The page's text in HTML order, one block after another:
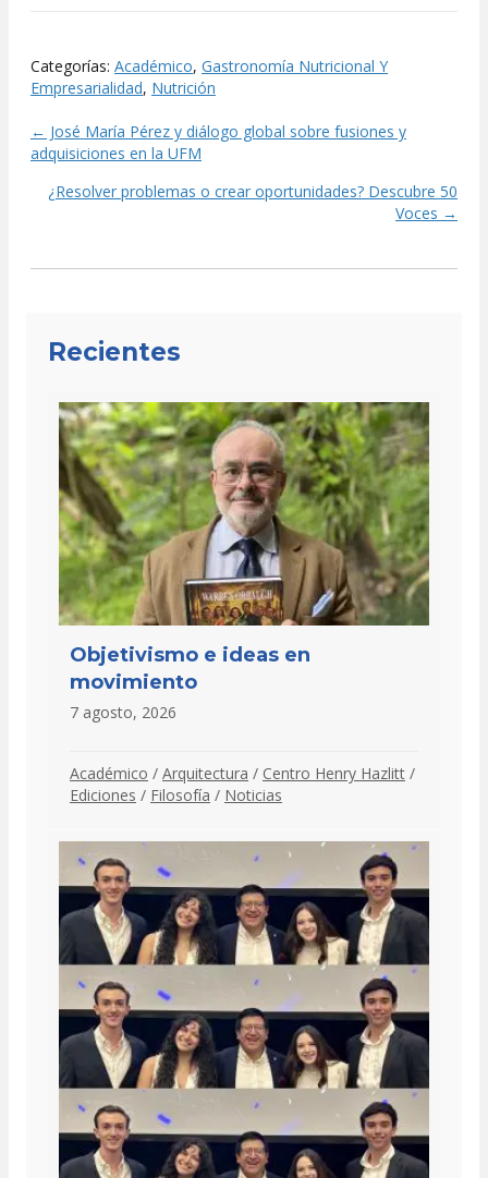
Categorías: Académico, Gastronomía Nutricional Y
Empresarialidad, Nutrición
Posts
navigation
← José María Pérez y diálogo global sobre fusiones y
adquisiciones en la UFM
¿Resolver problemas o crear oportunidades? Descubre 50
Voces →
Recientes
Objetivismo e ideas en
movimiento
7 agosto, 2026
Académico / Arquitectura / Centro Henry Hazlitt /
Ediciones / Filosofía / Noticias